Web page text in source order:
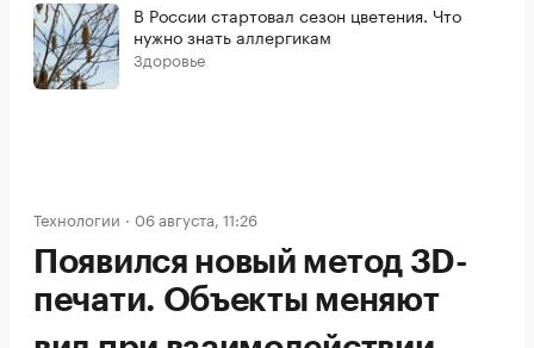
В России стартовал сезон цветения. Что
нужно знать аллергикам
Здоровье
Технологии 06 августа, 11:26
Появился новый метод 3D-
печати. Объекты меняют